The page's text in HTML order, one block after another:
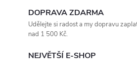
DOPRAVA ZDARMA
Udělejte si radost a my dopravu
nad 1 500 Kč.
NEJVĚTŠÍ E-SHOP